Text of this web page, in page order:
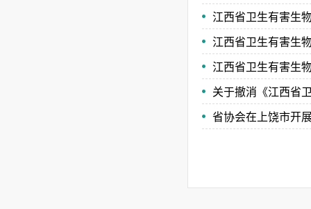
江西省卫生有害生
江西省卫生有害生
江西省卫生有害生
关于撤消《江西省
省协会在上饶市开